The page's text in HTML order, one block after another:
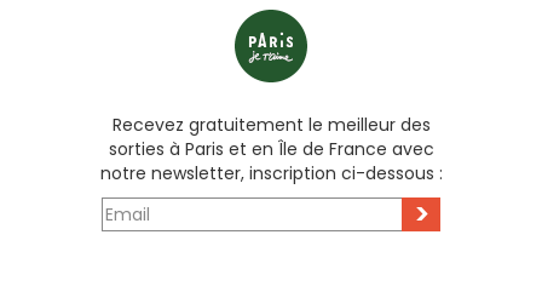
Recevez gratuitement le meilleur des
sorties à Paris et en Île de France avec
notre newsletter, inscription ci-dessous :
>